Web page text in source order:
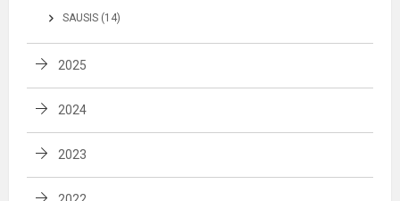
SAUSIS (14)
2025
2024
2023